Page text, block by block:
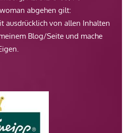
abgehen gilt:
ausdrücklich von allen Inhalten
Blog/Seite und mache